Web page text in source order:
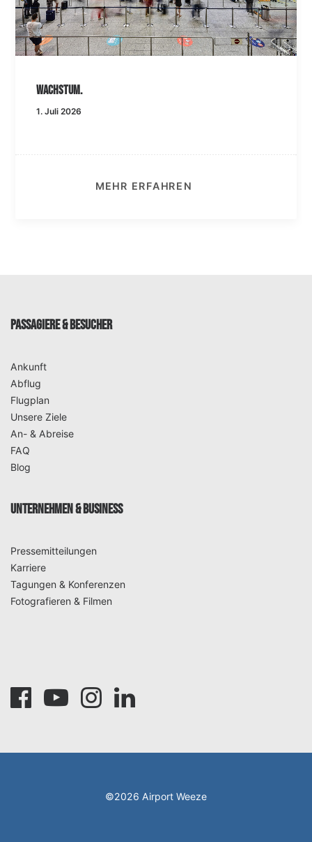
Wachstum.
1. Juli 2026
MEHR ERFAHREN
PASSAGIERE & BESUCHER
Ankunft
Abflug
Flugplan
Unsere Ziele
An- & Abreise
FAQ
Blog
UNTERNEHMEN & BUSINESS
Pressemitteilungen
Karriere
Tagungen & Konferenzen
Fotografieren & Filmen
©2026 Airport Weeze